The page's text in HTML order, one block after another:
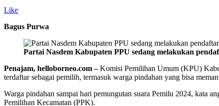
Like
Bagus Purwa
Partai Nasdem Kabupaten PPU sedang melakukan
Penajam, helloborneo.com –Komisi Pemilihan Umum (KPU)
terdaftar sebagai pemilih, termasuk warga pindahan yang bisa
Warga pindahan sampai hari pemungutan suara Pemilu 2024, kata
Pemilihan Kecamatan (PPK).